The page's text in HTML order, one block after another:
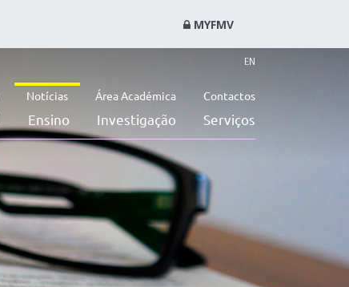
MYFMV
EN
Notícias Área Académica Contactos
Ensino Investigação Serviços